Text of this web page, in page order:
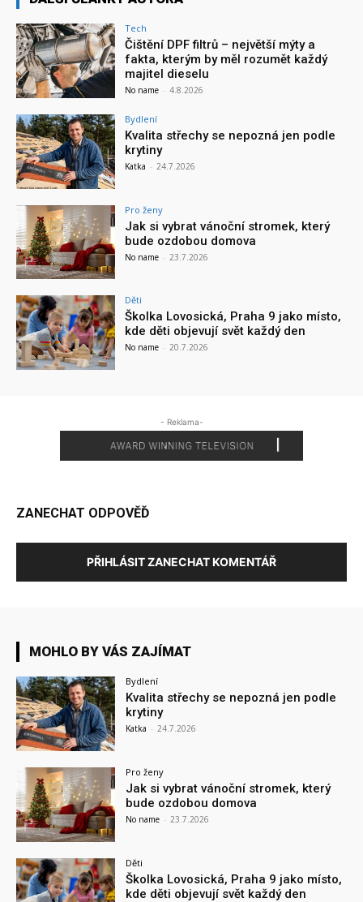
Tech
Čištění DPF filtrů – největší mýty a
fakta, kterým by měl rozumět každý
majitel dieselu
No name - 4.8.2026
Bydlení
Kvalita střechy se nepozná jen podle
krytiny
Katka - 24.7.2026
Pro ženy
Jak si vybrat vánoční stromek, který
bude ozdobou domova
No name - 23.7.2026
Děti
Školka Lovosická, Praha 9 jako místo,
kde děti objevují svět každý den
No name - 20.7.2026
- Reklama-
ZANECHAT ODPOVĚĎ
PŘIHLÁSIT ZANECHAT KOMENTÁŘ
MOHLO BY VÁS ZAJÍMAT
Bydlení
Kvalita střechy se nepozná jen podle
krytiny
Katka - 24.7.2026
Pro ženy
Jak si vybrat vánoční stromek, který
bude ozdobou domova
No name - 23.7.2026
Děti
Školka Lovosická, Praha 9 jako místo,
kde děti objevují svět každý den